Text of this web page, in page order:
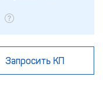
Запросить КП